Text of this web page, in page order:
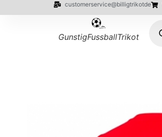
customerservice@billigtrikotde
GunstigFussballTrikot